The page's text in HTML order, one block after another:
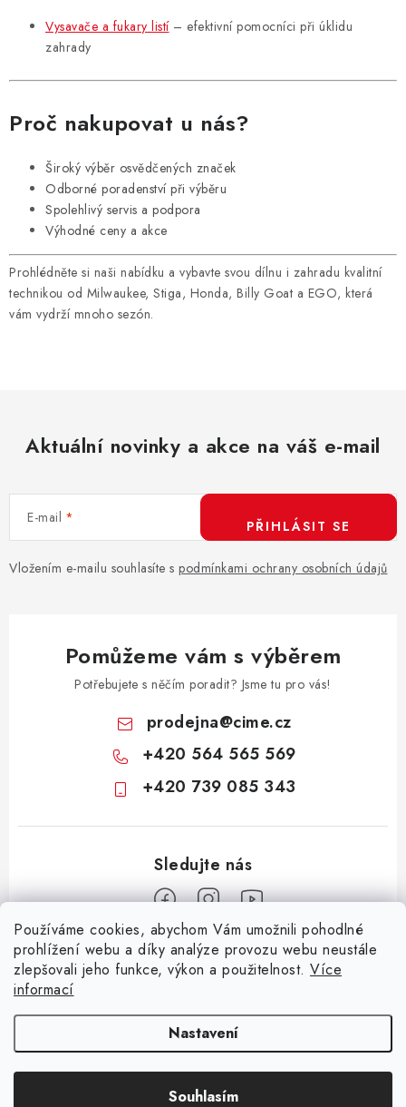
Používáme cookies, abychom Vám umožnili pohodlné
prohlížení webu a díky analýze provozu webu neustále
zlepšovali jeho funkce, výkon a použitelnost. Více
informací
Nastavení
Souhlasím
Vysavače a fukary listí– efektivní pomocníci při úklidu
zahrady
Proč nakupovat u nás?
Široký výběr osvědčených značek
Odborné poradenství při výběru
Spolehlivý servis a podpora
Výhodné ceny a akce
Prohlédněte si naši nabídku a vybavte svou dílnu i zahradu kvalitní
technikou od Milwaukee, Stiga, Honda, Billy Goat a EGO, která
vám vydrží mnoho sezón.
Aktuální novinky a akce na váš e-mail
E-mail
Vložením e-mailu souhlasíte s podmínkami ochrany osobních údajů
PŘIHLÁSIT SE
Pomůžeme vám s výběrem
Potřebujete s něčím poradit? Jsme tu pro vás!
prodejna@cime.cz
+420 564 565 569
+420 739 085 343
Informace pro vás
Billy Goat Walker
Zemědělská technika Komunální technika
CIME SHOP . Všechna práva vyhrazena.